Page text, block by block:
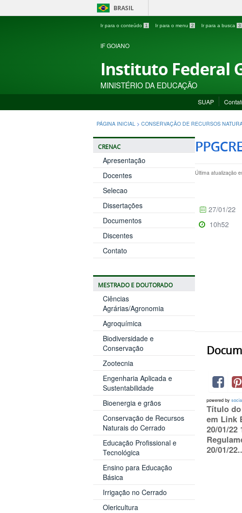
BRASIL
Ir para o conteúdo 1 Ir para o menu 2 Ir para a busca 3
IF GOIANO
Instituto Federal
MINISTÉRIO DA EDUCAÇÃO
SUAP
PÁGINA INICIAL > CONSERVAÇÃO DE RECURSOS
CRENAC
Apresentação
Docentes
Selecao
Dissertações
Documentos
Discentes
Contato
MESTRADO E DOUTORADO
Ciências
Agrárias/Agronomia
Agroquímica
Biodiversidade e
Conservação
Zootecnia
Engenharia Aplicada e
Sustentabilidade
Bioenergia e grãos
Conservação de Recursos
Naturais do Cerrado
Educação Profissional e
Tecnológica
Ensino para Educação
Básica
Irrigação no Cerrado
Olericultura
Última atualização
27/01/22
10h52
powered by
Título
em Link
20/01/
20/01/